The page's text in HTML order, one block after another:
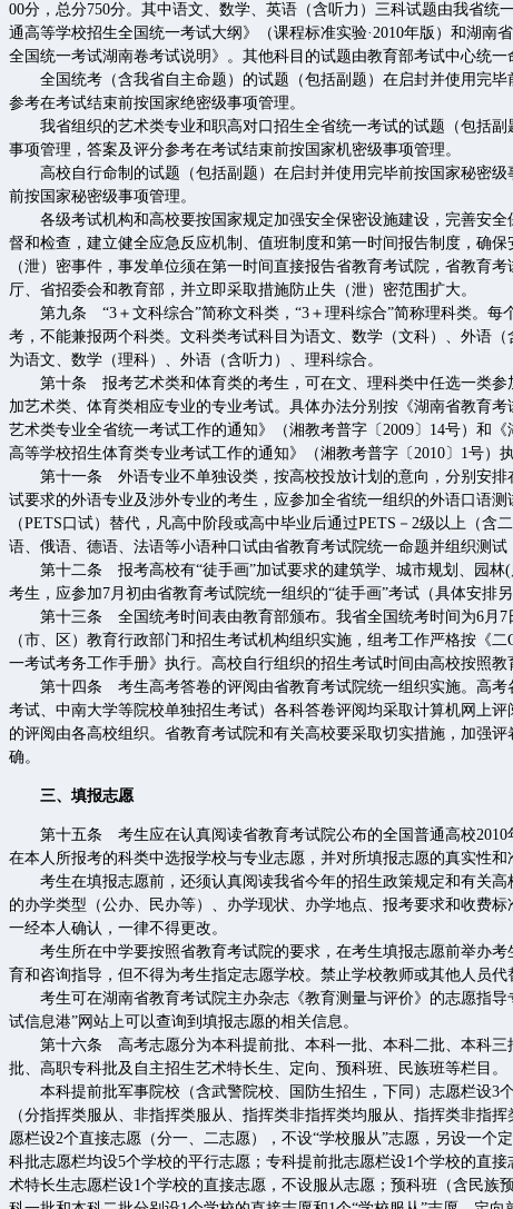
00分，总分750分。其中语文、数学、英语（含听力）三科试题由我省统
通高等学校招生全国统一考试大纲》（课程标准实验·2010年版）和湖南
全国统一考试湖南卷考试说明》。其他科目的试题由教育部考试中心统一
全国统考（含我省自主命题）的试题（包括副题）在启封并使用完毕
参考在考试结束前按国家绝密级事项管理。
我省组织的艺术类专业和职高对口招生全省统一考试的试题（包括副
事项管理，答案及评分参考在考试结束前按国家机密级事项管理。
高校自行命制的试题（包括副题）在启封并使用完毕前按国家秘密级
前按国家秘密级事项管理。
各级考试机构和高校要按国家规定加强安全保密设施建设，完善安全
督和检查，建立健全应急反应机制、值班制度和第一时间报告制度，确
（泄）密事件，事发单位须在第一时间直接报告省教育考试院，省教育
厅、省招委会和教育部，并立即采取措施防止失（泄）密范围扩大。
第九条 “3＋文科综合”简称文科类，“3＋理科综合”简称理科类。每
考，不能兼报两个科类。文科类考试科目为语文、数学（文科）、外语
为语文、数学（理科）、外语（含听力）、理科综合。
第十条 报考艺术类和体育类的考生，可在文、理科类中任选一类参
加艺术类、体育类相应专业的专业考试。具体办法分别按《湖南省教育
艺术类专业全省统一考试工作的通知》（湘教考普字〔2009〕14号）和
高等学校招生体育类专业考试工作的通知》（湘教考普字〔2010〕1号）执
第十一条 外语专业不单独设类，按高校投放计划的意向，分别安排
试要求的外语专业及涉外专业的考生，应参加全省统一组织的外语口语
（PETS口试）替代，凡高中阶段或高中毕业后通过PETS－2级以上（含
语、俄语、德语、法语等小语种口试由省教育考试院统一命题并组织测试
第十二条 报考高校有“徒手画”加试要求的建筑学、城市规划、园林(
考生，应参加7月初由省教育考试院统一组织的“徒手画”考试（具体安排另
第十三条 全国统考时间表由教育部颁布。我省全国统考时间为6月7
（市、区）教育行政部门和招生考试机构组织实施，组考工作严格按《
一考试考务工作手册》执行。高校自行组织的招生考试时间由高校按照教
第十四条 考生高考答卷的评阅由省教育考试院统一组织实施。高考
考试、中南大学等院校单独招生考试）各科答卷评阅均采取计算机网上
的评阅由各高校组织。省教育考试院和有关高校要采取切实措施，加强
确。
三、填报志愿
第十五条 考生应在认真阅读省教育考试院公布的全国普通高校2010
在本人所报考的科类中选报学校与专业志愿，并对所填报志愿的真实性和
考生在填报志愿前，还须认真阅读我省今年的招生政策规定和有关高
的办学类型（公办、民办等）、办学现状、办学地点、报考要求和收费
一经本人确认，一律不得更改。
考生所在中学要按照省教育考试院的要求，在考生填报志愿前举办考
育和咨询指导，但不得为考生指定志愿学校。禁止学校教师或其他人员代
考生可在湖南省教育考试院主办杂志《教育测量与评价》的志愿指导
试信息港”网站上可以查询到填报志愿的相关信息。
第十六条 高考志愿分为本科提前批、本科一批、本科二批、本科三
批、高职专科批及自主招生艺术特长生、定向、预科班、民族班等栏目。
本科提前批军事院校（含武警院校、国防生招生，下同）志愿栏设3个
（分指挥类服从、非指挥类服从、指挥类非指挥类均服从、指挥类非指
愿栏设2个直接志愿（分一、二志愿），不设“学校服从”志愿，另设一个
科批志愿栏均设5个学校的平行志愿；专科提前批志愿栏设1个学校的直
术特长生志愿栏设1个学校的直接志愿，不设服从志愿；预科班（含民族